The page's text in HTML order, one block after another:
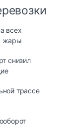
всех
жары
снизил
трассе